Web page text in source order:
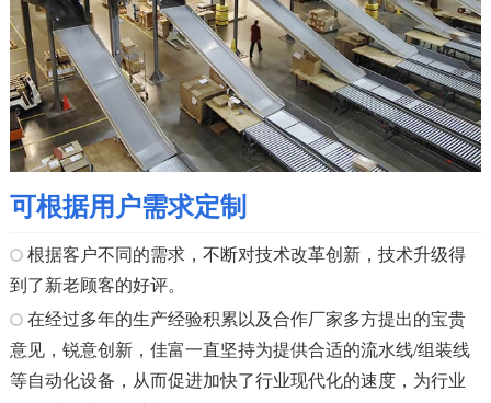
可根据用户需求定制
根据客户不同的需求，不断对技术改革创新，技术升级得
到了新老顾客的好评。
在经过多年的生产经验积累以及合作厂家多方提出的宝贵
意见，锐意创新，佳富一直坚持为提供合适的流水线/组装线
等自动化设备，从而促进加快了行业现代化的速度，为行业